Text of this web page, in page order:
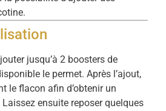
jusqu’à 2 boosters de
le permet. Après l’ajout,
le flacon afin d’obtenir un
ensuite reposer quelques